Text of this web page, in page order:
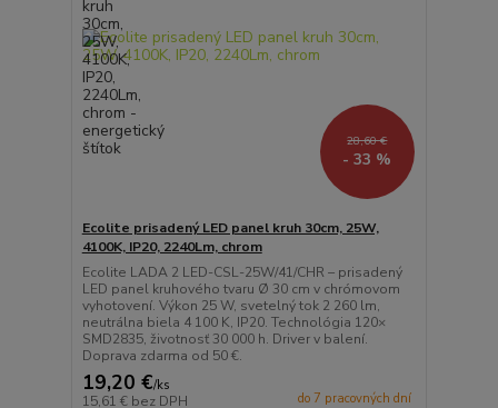
28,60 €
- 33 %
Ecolite prisadený LED panel kruh 30cm, 25W,
4100K, IP20, 2240Lm, chrom
Ecolite LADA 2 LED-CSL-25W/41/CHR – prisadený
LED panel kruhového tvaru Ø 30 cm v chrómovom
vyhotovení. Výkon 25 W, svetelný tok 2 260 lm,
neutrálna biela 4 100 K, IP20. Technológia 120×
SMD2835, životnosť 30 000 h. Driver v balení.
Doprava zdarma od 50 €.
19,20 €/ks
15,61 € bez DPH do 7 pracovných dní